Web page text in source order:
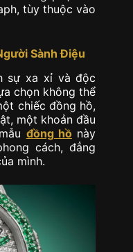
tùy thuộc vào
Sành Điệu
sự xa xỉ và độc
chọn không thể
chiếc đồng hồ,
một khoản đầu
đồng hồnày
cách, đẳng
mình.